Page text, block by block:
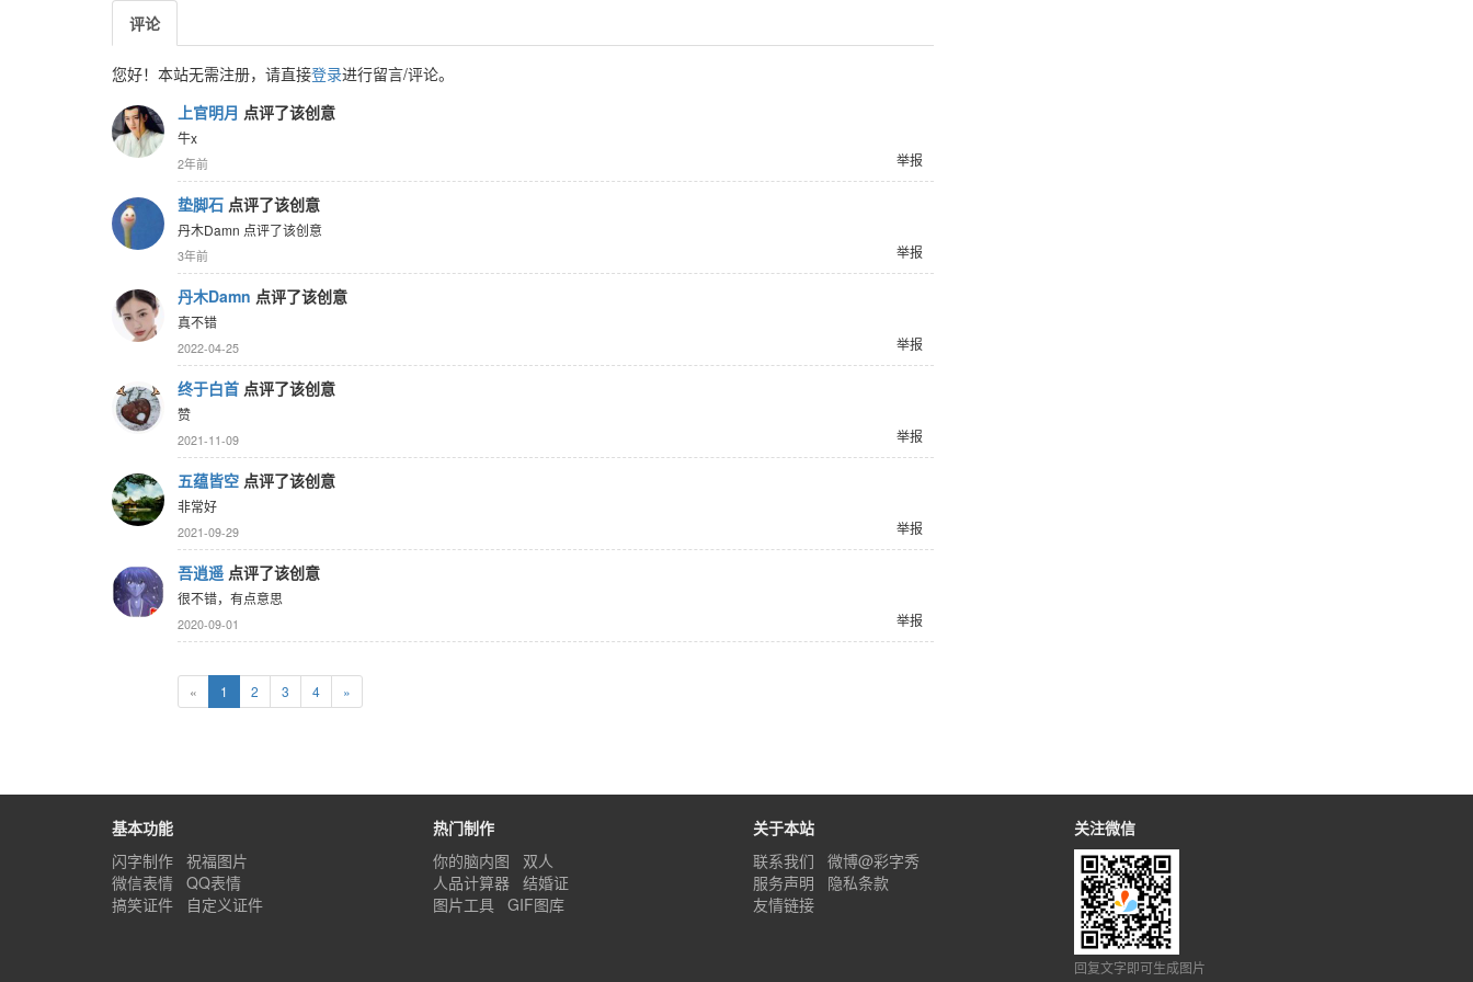
评论
您好！本站无需注册，请直接登录进行留言/评论。
上官明月 点评了该创意
牛x
举报
2年前
垫脚石 点评了该创意
丹木Damn 点评了该创意
举报
3年前
丹木Damn 点评了该创意
真不错
举报
2022-04-25
终于白首 点评了该创意
赞
举报
2021-11-09
五蕴皆空 点评了该创意
非常好
举报
2021-09-29
吾逍遥 点评了该创意
很不错，有点意思
举报
2020-09-01
« 1 2 3 4 »
基本功能
闪字制作
祝福图片
微信表情
QQ表情
搞笑证件
自定义证件
热门制作
你的脑内图
双人
人品计算器
结婚证
图片工具
GIF图库
关注微信
回复文字即可生成图片
关于本站
联系我们
微博@彩字秀
服务声明
隐私条款
友情链接